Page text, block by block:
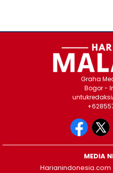
Graha
Bogor -
MEDIA
Harianindonesia.com